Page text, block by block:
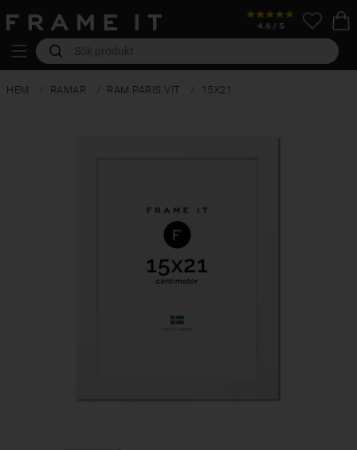
HEM RAMAR RAM PARIS VIT 15X21